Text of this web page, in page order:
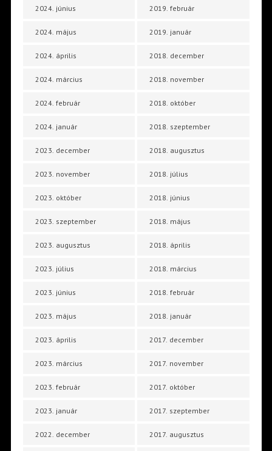
2024. június
2024. május
2024. április
2024. március
2024. február
2024. január
2023. december
2023. november
2023. október
2023. szeptember
2023. augusztus
2023. július
2023. június
2023. május
2023. április
2023. március
2023. február
2023. január
2022. december
2019. február
2019. január
2018. december
2018. november
2018. október
2018. szeptember
2018. augusztus
2018. július
2018. június
2018. május
2018. április
2018. március
2018. február
2018. január
2017. december
2017. november
2017. október
2017. szeptember
2017. augusztus